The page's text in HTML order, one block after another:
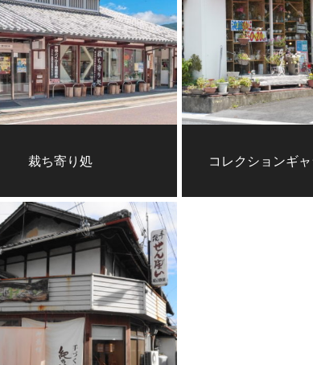
裁ち寄り処 コレクションギ